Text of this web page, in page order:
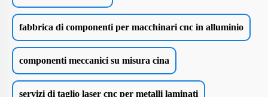
fabbrica di componenti per macchinari cnc in alluminio
componenti meccanici su misura cina
servizi di taglio laser cnc per metalli laminati